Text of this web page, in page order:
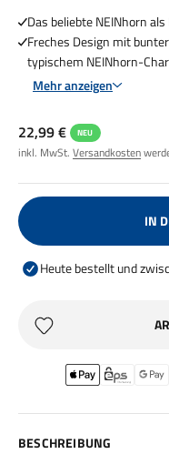
Das beliebte NEINhorn
Freches Design mit
typischem NEINhorn-
Mehr anzeigen
Angebot
22,99 € NEU
inkl. MwSt. Versandkosten
IN
Heute bestellt und
BESCHREIBUNG